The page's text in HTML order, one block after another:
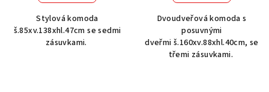
Stylová komoda
š.85xv.138xhl.47cm se sedmi
zásuvkami.
Dvoudveřová komoda s
posuvnými
dveřmi š.160xv.88xhl.40cm, se
třemi zásuvkami.